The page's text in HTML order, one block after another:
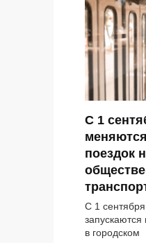
С 1
поездок
С 1
в городском